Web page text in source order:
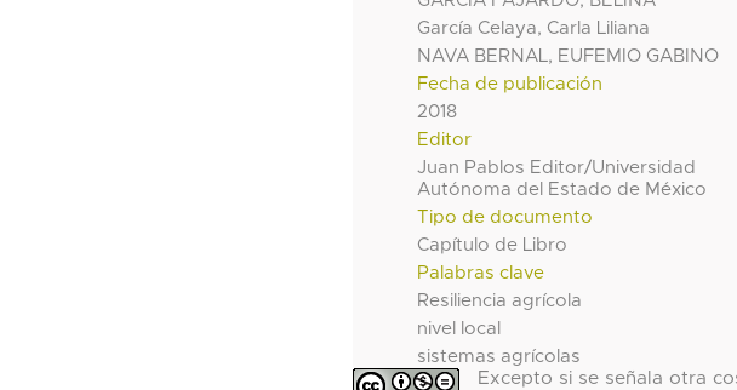
García Celaya, Carla Liliana
NAVA BERNAL, EUFEMIO GABINO
Fecha de publicación
2018
Editor
Juan Pablos Editor/Universidad
Autónoma del Estado de México
Tipo de documento
Capítulo de Libro
Palabras clave
Resiliencia agrícola
nivel local
sistemas agrícolas
Excepto si se señala otra